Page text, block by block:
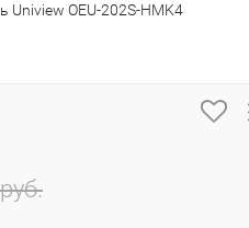
OEU-202S-HMK4